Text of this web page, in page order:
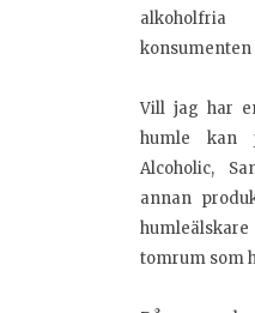
Vill jag har
humle kan
Alcoholic,
annan
tomrum som